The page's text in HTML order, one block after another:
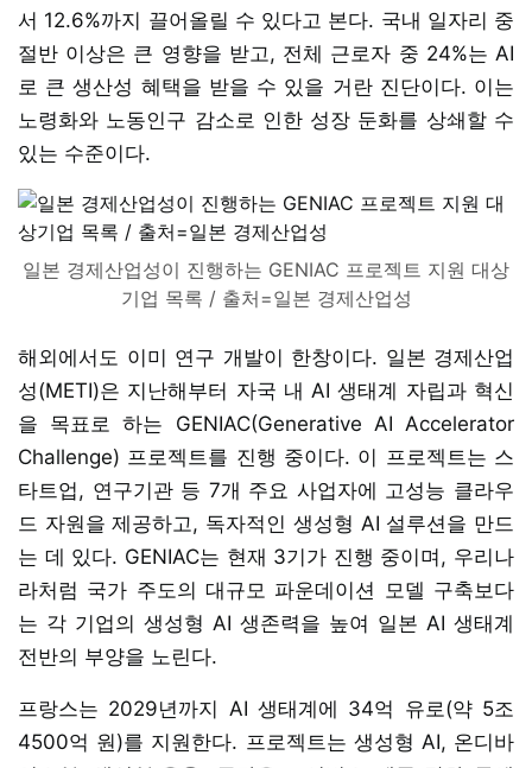
서 12.6%까지 끌어올릴 수 있다고 본다. 국내 일자리 중
절반 이상은 큰 영향을 받고, 전체 근로자 중 24%는 AI
로 큰 생산성 혜택을 받을 수 있을 거란 진단이다. 이는
노령화와 노동인구 감소로 인한 성장 둔화를 상쇄할 수
있는 수준이다.
일본 경제산업성이 진행하는 GENIAC 프로젝트 지원 대상
기업 목록 / 출처=일본 경제산업성
해외에서도 이미 연구 개발이 한창이다. 일본 경제산업
성(METI)은 지난해부터 자국 내 AI 생태계 자립과 혁신
을 목표로 하는 GENIAC(Generative AI Accelerator
Challenge) 프로젝트를 진행 중이다. 이 프로젝트는 스
타트업, 연구기관 등 7개 주요 사업자에 고성능 클라우
드 자원을 제공하고, 독자적인 생성형 AI 설루션을 만드
는 데 있다. GENIAC는 현재 3기가 진행 중이며, 우리나
라처럼 국가 주도의 대규모 파운데이션 모델 구축보다
는 각 기업의 생성형 AI 생존력을 높여 일본 AI 생태계
전반의 부양을 노린다.
프랑스는 2029년까지 AI 생태계에 34억 유로(약 5조
4500억 원)를 지원한다. 프로젝트는 생성형 AI, 온디바